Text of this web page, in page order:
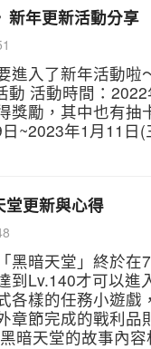
新年更新活動分享
進入了新年活動
動 活動時間：
獎勵，其中也有
~2023年1月11日
更新與心得
黑暗天堂」終於
到Lv.140才可以
各樣的任務小遊
章節完成的戰利
暗天堂的故事內